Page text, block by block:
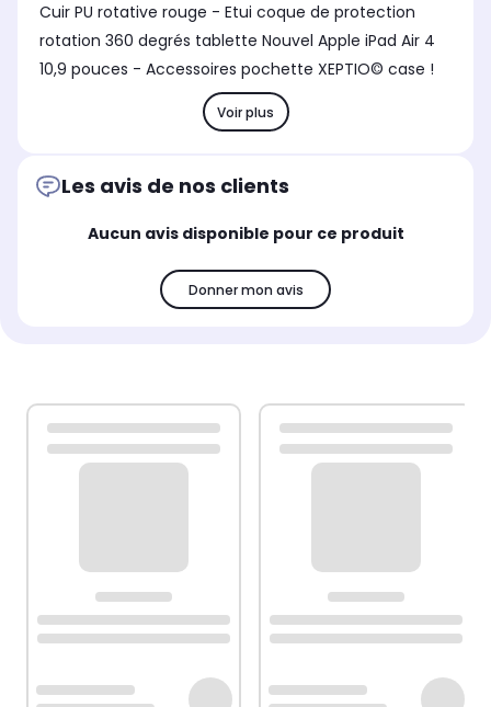
Cuir PU rotative rouge - Etui coque de protection
rotation 360 degrés tablette Nouvel Apple iPad Air 4
10,9 pouces - Accessoires pochette XEPTIO© case !
Voir plus
Les avis de nos clients
Aucun avis disponible pour ce produit
Donner mon avis